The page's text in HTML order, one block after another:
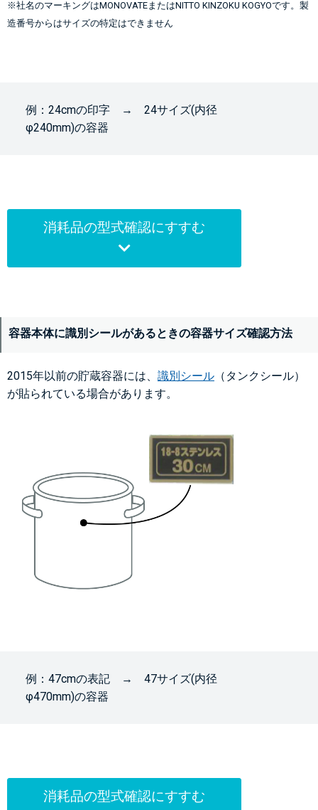
※社名のマーキングはMONOVATEまたはNITTO KINZOKU KOGYOです。製
造番号からはサイズの特定はできません
例：24cmの印字 → 24サイズ(内径
φ240mm)の容器
消耗品の型式確認にすすむ
容器本体に識別シールがあるときの容器サイズ確認方法
2015年以前の貯蔵容器には、 識別シール （タンクシール）
が貼られている場合があります。
例：47cmの表記 → 47サイズ(内径
φ470mm)の容器
消耗品の型式確認にすすむ